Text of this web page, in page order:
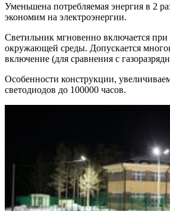
Уменьшена потребляемая энергия в 2
экономим на электроэнергии.
Светильник мгновенно включается при
окружающей среды. Допускается
включение (для сравнения с
Особенности конструкции,
светодиодов до 100000 часов.